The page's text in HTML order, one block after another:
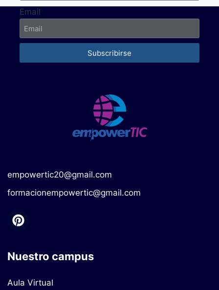
Email
Subscribirse
empowertic20@gmail.com
formacionempowertic@gmail.com
Nuestro campus
Aula Virtual